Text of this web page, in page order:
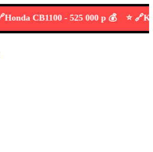
CB1100 -525 000 р 💰 ⭐️ 🔗 KTM